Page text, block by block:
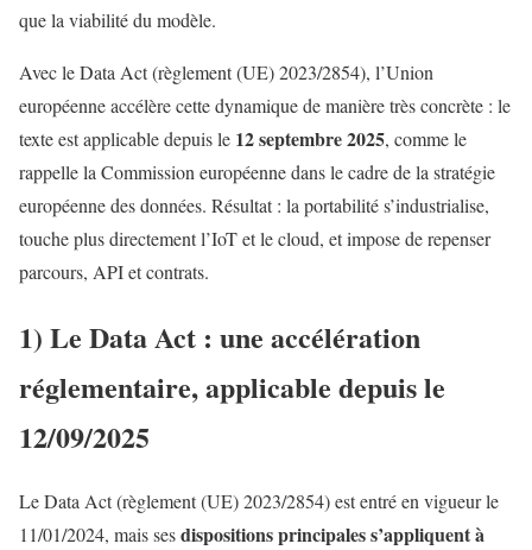
que la viabilité du modèle.
Avec le Data Act (règlement (UE) 2023/2854), l’Union
européenne accélère cette dynamique de manière très concrète : le
texte est applicable depuis le 12 septembre 2025, comme le
rappelle la Commission européenne dans le cadre de la stratégie
européenne des données. Résultat : la portabilité s’industrialise,
touche plus directement l’IoT et le cloud, et impose de repenser
parcours, API et contrats.
1) Le Data Act : une accélération
réglementaire, applicable depuis le
12/09/2025
Le Data Act (règlement (UE) 2023/2854) est entré en vigueur le
11/01/2024, mais sesdispositions principales s’appliquent à